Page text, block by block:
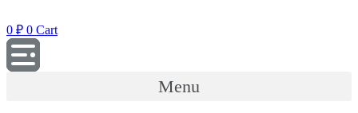
к
содержимому
0 ₽ 0 Cart
Menu